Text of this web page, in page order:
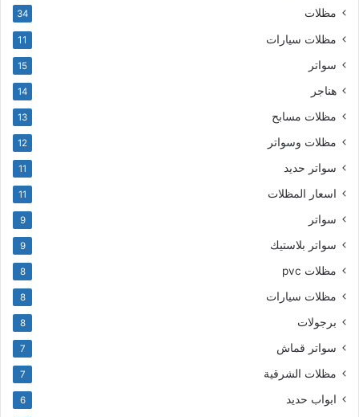
مظلات 34
مظلات سيارات 11
سواتر 15
هناجر 14
مظلات مسابح 13
مظلات وسواتر 12
سواتر حديد 11
اسعار المظلات 11
سواتر 9
سواتر بلاستيك 9
مظلات pvc 8
مظلات سيارات 8
برجولات 8
سواتر قماش 7
مظلات الشرقية 7
ابواب حديد 6